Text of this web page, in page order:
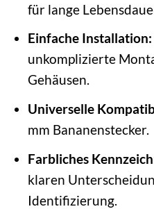
für lange
Einfache Installation:
unkomplizierte
Gehäusen.
Universelle
mm Bananenstecker.
Farbliches
klaren
Identifizierung.